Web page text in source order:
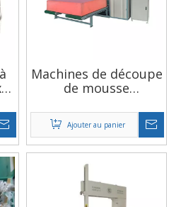
Machines de découpe
de mousse
verticale, haute
vitesse, haute
précision, bas prix
bon marché, double
fonction
Ajouter au panier